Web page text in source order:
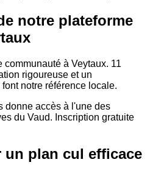
notre plateforme
communauté à Veytaux. 11
rigoureuse et un
notre référence locale.
donne accès à l'une des
du Vaud. Inscription gratuite
un plan cul efficace